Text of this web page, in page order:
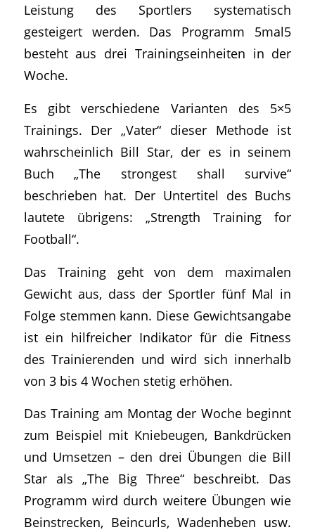
Leistung des Sportlers systematisch
gesteigert werden. Das Programm 5mal5
besteht aus drei Trainingseinheiten in der
Woche.
Es gibt verschiedene Varianten des 5×5
Trainings. Der „Vater“ dieser Methode ist
wahrscheinlich Bill Star, der es in seinem
Buch „The strongest shall survive“
beschrieben hat. Der Untertitel des Buchs
lautete übrigens: „Strength Training for
Football“.
Das Training geht von dem maximalen
Gewicht aus, dass der Sportler fünf Mal in
Folge stemmen kann. Diese Gewichtsangabe
ist ein hilfreicher Indikator für die Fitness
des Trainierenden und wird sich innerhalb
von 3 bis 4 Wochen stetig erhöhen.
Das Training am Montag der Woche beginnt
zum Beispiel mit Kniebeugen, Bankdrücken
und Umsetzen – den drei Übungen die Bill
Star als „The Big Three“ beschreibt. Das
Programm wird durch weitere Übungen wie
Beinstrecken, Beincurls, Wadenheben usw.